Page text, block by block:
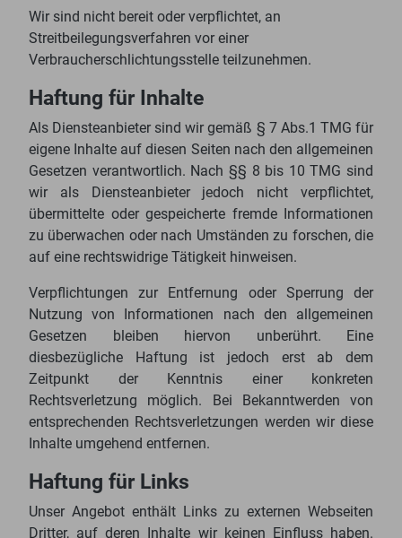
Wir sind nicht bereit oder verpflichtet, an
Streitbeilegungsverfahren vor einer
Verbraucherschlichtungsstelle teilzunehmen.
Haftung für Inhalte
Als Diensteanbieter sind wir gemäß § 7 Abs.1 TMG für
eigene Inhalte auf diesen Seiten nach den allgemeinen
Gesetzen verantwortlich. Nach §§ 8 bis 10 TMG sind
wir als Diensteanbieter jedoch nicht verpflichtet,
übermittelte oder gespeicherte fremde Informationen
zu überwachen oder nach Umständen zu forschen, die
auf eine rechtswidrige Tätigkeit hinweisen.
Verpflichtungen zur Entfernung oder Sperrung der
Nutzung von Informationen nach den allgemeinen
Gesetzen bleiben hiervon unberührt. Eine
diesbezügliche Haftung ist jedoch erst ab dem
Zeitpunkt der Kenntnis einer konkreten
Rechtsverletzung möglich. Bei Bekanntwerden von
entsprechenden Rechtsverletzungen werden wir diese
Inhalte umgehend entfernen.
Haftung für Links
Unser Angebot enthält Links zu externen Webseiten
Dritter, auf deren Inhalte wir keinen Einfluss haben.